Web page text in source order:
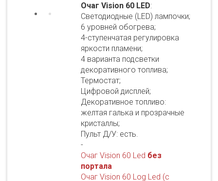
Очаг Vision 60 LED:
Светодиодные (LED) лампочки;
6 уровней обогрева;
4-ступенчатая регулировка
яркости пламени;
4 варианта подсветки
декоративного топлива;
Термостат;
Цифровой дисплей;
Декоративное топливо:
желтая галька и прозрачные
кристаллы;
Пульт Д/У: есть.
-
Очаг Vision 60 Led без
портала
Очаг Vision 60 Log Led (с